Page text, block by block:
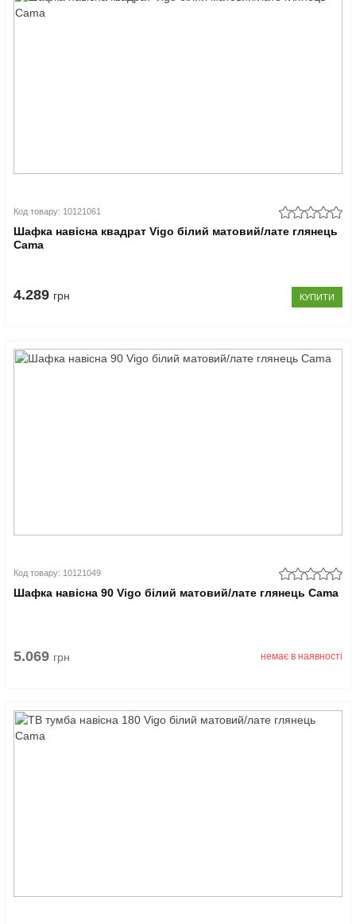
Код товару: 10121061
Шафка навісна квадрат Vigo білий матовий/лате глянець
Cama
4.289 грн КУПИТИ
Код товару: 10121049
Шафка навісна 90 Vigo білий матовий/лате глянець Cama
5.069 грн немає в наявності